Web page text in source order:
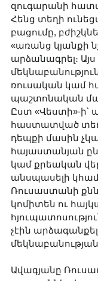
զուգարանի
Հենց տեղի
բացումը,
«առանց կյանքի
արձանագրել։
մեկնաբանություն
ռուսական կամ
պաշտոնական
Ըստ «Վեստի»-
հաստատված
դեպքի մասին
հայաստանյան
կամ քրեական
անսպասելի
Ռուսաստանի
կոմիտեն ու
չէին արձագանքել
մեկնաբանության
Ավագյանը